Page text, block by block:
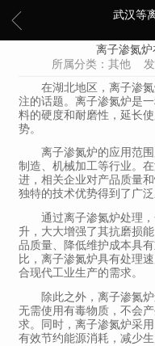
武汉等
离子渗氮
所属分类：其他
在湖北地区，离子渗
注的话题。离子渗氮炉是
料的硬度和耐磨性，延长
势。
离子渗氮炉的应用范
制造、机械加工等行业。
进，相关企业对产品质量
独特的技术优势得到了广泛
通过离子渗氮炉处理
升，大大增强了其抗磨损
品质量、降低维护成本具
比，离子渗氮炉具有处理
合现代工业生产的需求。
除此之外，离子渗氮
无需使用有毒物质，不会
求。同时，离子渗氮炉采
有效节约能源消耗，减少